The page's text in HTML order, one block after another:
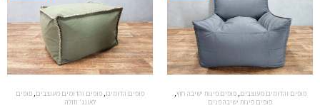
פופים והדומים מעוצבים,פופים פינות ישיבה חוץ,
פופים פינות ישיבה פנים
פופים הדומים, פופים והדומים מעוצבים, פופים
לאונג' וזולה